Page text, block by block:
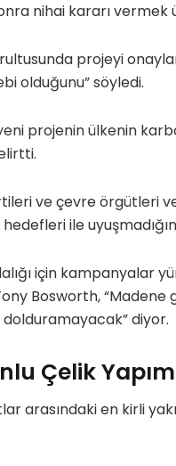
nihai kararı
projeyi
olduğunu” söyledi.
projenin ülkenin
ve çevre örgütleri
ile
için kampanyalar
Bosworth, “Madene
diyor.
Çelik
arasındaki en kirli